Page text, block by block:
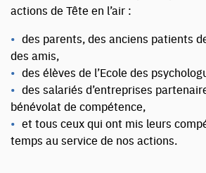
actions de Tête en l’air :
des parents, des anciens patients
des amis,
des élèves de l’Ecole des
des salariés d’entreprises
bénévolat de compétence,
et tous ceux qui ont mis leurs
temps au service de nos actions.